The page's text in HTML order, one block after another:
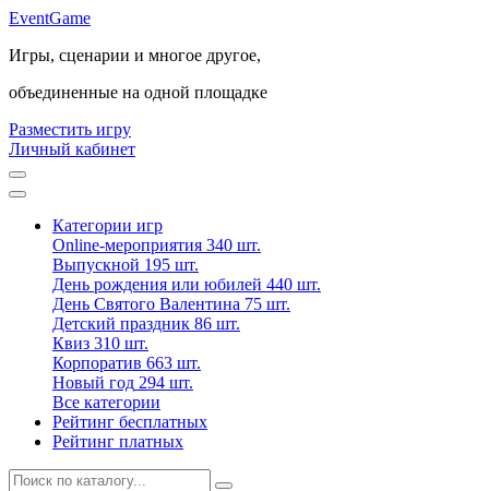
EventGame
Игры, сценарии и многое другое,
объединенные на одной площадке
Разместить игру
Личный кабинет
Категории игр
Online-мероприятия 340 шт.
Выпускной 195 шт.
День рождения или юбилей 440 шт.
День Святого Валентина 75 шт.
Детский праздник 86 шт.
Квиз 310 шт.
Корпоратив 663 шт.
Новый год 294 шт.
Все категории
Рейтинг бесплатных
Рейтинг платных